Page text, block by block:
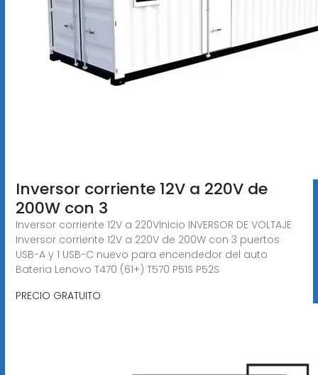
Inversor corriente 12V a 220V de
200W con 3
Inversor corriente 12V a 220VInicio INVERSOR DE VOLTAJE
Inversor corriente 12V a 220V de 200W con 3 puertos
USB-A y 1 USB-C nuevo para encendedor del auto
Bateria Lenovo T470 (61+) T570 P51S P52S
PRECIO GRATUITO